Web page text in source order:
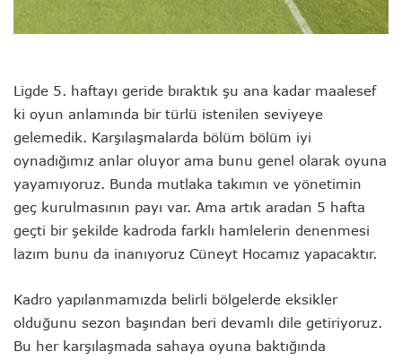
Ligde 5. haftayı geride bıraktık şu ana kadar maalesef
ki oyun anlamında bir türlü istenilen seviyeye
gelemedik. Karşılaşmalarda bölüm bölüm iyi
oynadığımız anlar oluyor ama bunu genel olarak oyuna
yayamıyoruz. Bunda mutlaka takımın ve yönetimin
geç kurulmasının payı var. Ama artık aradan 5 hafta
geçti bir şekilde kadroda farklı hamlelerin denenmesi
lazım bunu da inanıyoruz Cüneyt Hocamız yapacaktır.
Kadro yapılanmamızda belirli bölgelerde eksikler
olduğunu sezon başından beri devamlı dile getiriyoruz.
Bu her karşılaşmada sahaya oyuna baktığında